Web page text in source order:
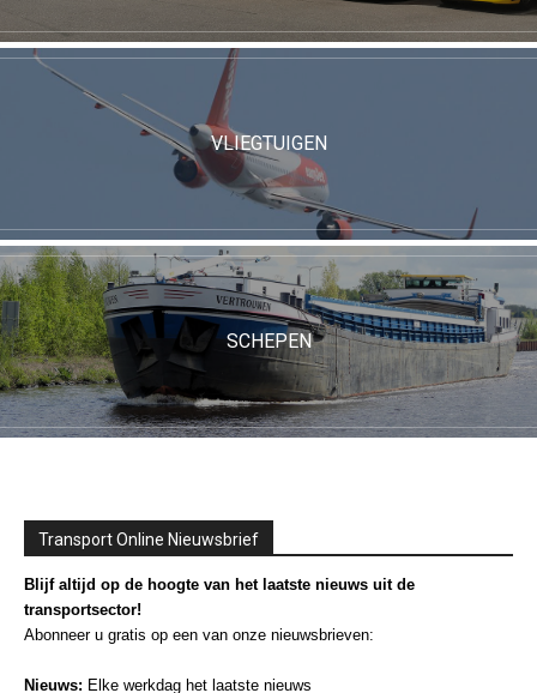
VLIEGTUIGEN
SCHEPEN
Transport Online Nieuwsbrief
Blijf altijd op de hoogte van het laatste nieuws uit de
transportsector!
Abonneer u gratis op een van onze nieuwsbrieven:
Nieuws: Elke werkdag het laatste nieuws